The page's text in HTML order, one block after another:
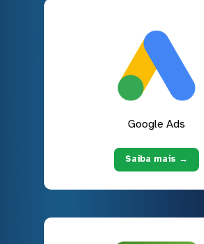
Google Ads
Saiba mais →